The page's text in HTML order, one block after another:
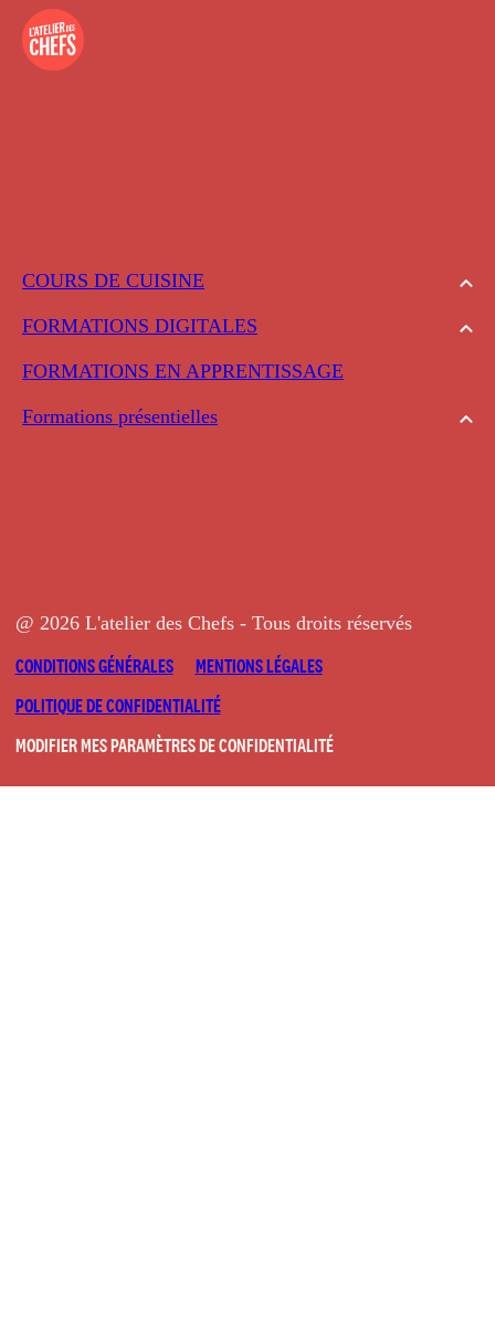
COURS DE CUISINE
FORMATIONS DIGITALES
FORMATIONS EN APPRENTISSAGE
Formations présentielles
@ 2026 L'atelier des Chefs - Tous droits réservés
CONDITIONS GÉNÉRALES
MENTIONS LÉGALES
POLITIQUE DE CONFIDENTIALITÉ
MODIFIER MES PARAMÈTRES DE CONFIDENTIALITÉ